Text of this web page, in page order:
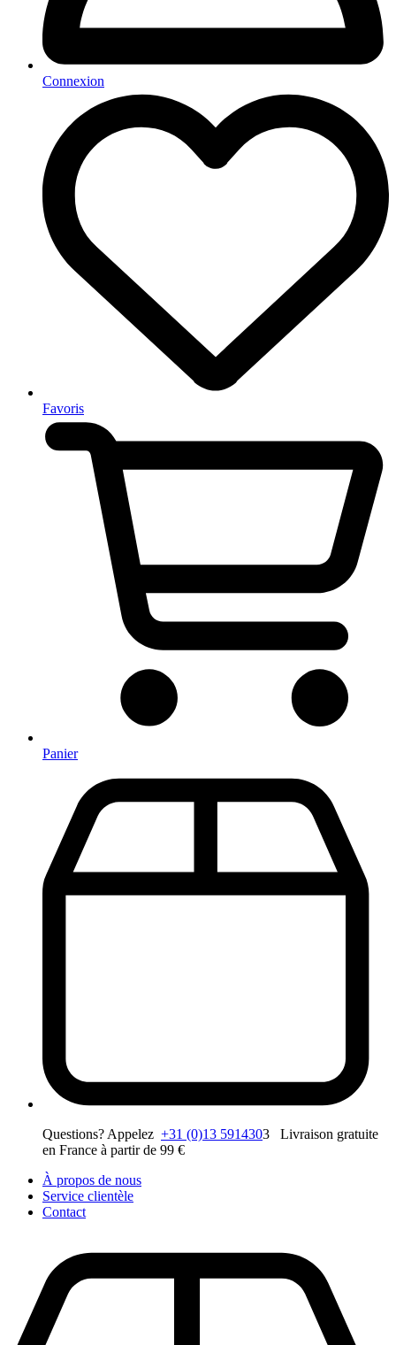
Connexion
Favoris
Panier
Questions? Appelez +31 (0)13 5914303 Livraison gratuite
en France à partir de 99 €
À propos de nous
Service clientèle
Contact